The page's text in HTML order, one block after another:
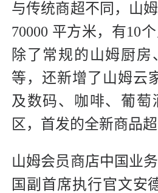
与传统商超不同，山
70000 平方米，有10
除了常规的山姆厨房
等，还新增了山姆云
及数码、咖啡、葡萄
区，首发的全新商品超
山姆会员商店中国业
国副首席执行官文安